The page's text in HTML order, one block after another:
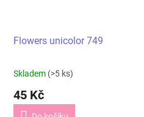
Flowers unicolor 749
Skladem (>5 ks)
45 Kč